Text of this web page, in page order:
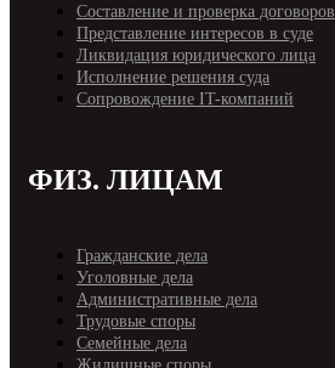
Составление и проверка договоров
Представление интересов в суде
Ликвидация юридического лица
Исполнение решения суда
Cопровождение IT-компаний
ФИЗ. ЛИЦАМ
Гражданские дела
Уголовные дела
Административные дела
Трудовые споры
Семейные дела